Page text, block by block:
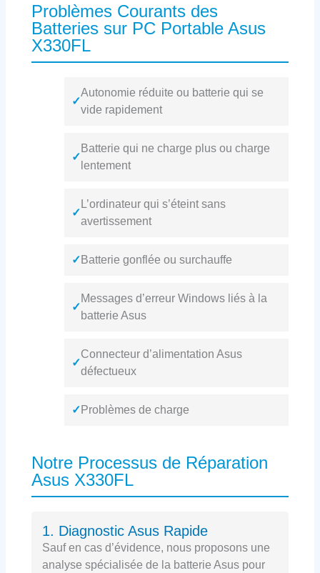
Problèmes Courants des
Batteries sur PC Portable Asus
X330FL
✓
Autonomie réduite ou batterie qui se
vide rapidement
✓
Batterie qui ne charge plus ou charge
lentement
✓
L’ordinateur qui s’éteint sans
avertissement
✓ Batterie gonflée ou surchauffe
✓
Messages d’erreur Windows liés à la
batterie Asus
✓
Connecteur d’alimentation Asus
défectueux
✓ Problèmes de charge
Notre Processus de Réparation
Asus X330FL
1. Diagnostic Asus Rapide
Sauf en cas d’évidence, nous proposons une
analyse spécialisée de la batterie Asus pour